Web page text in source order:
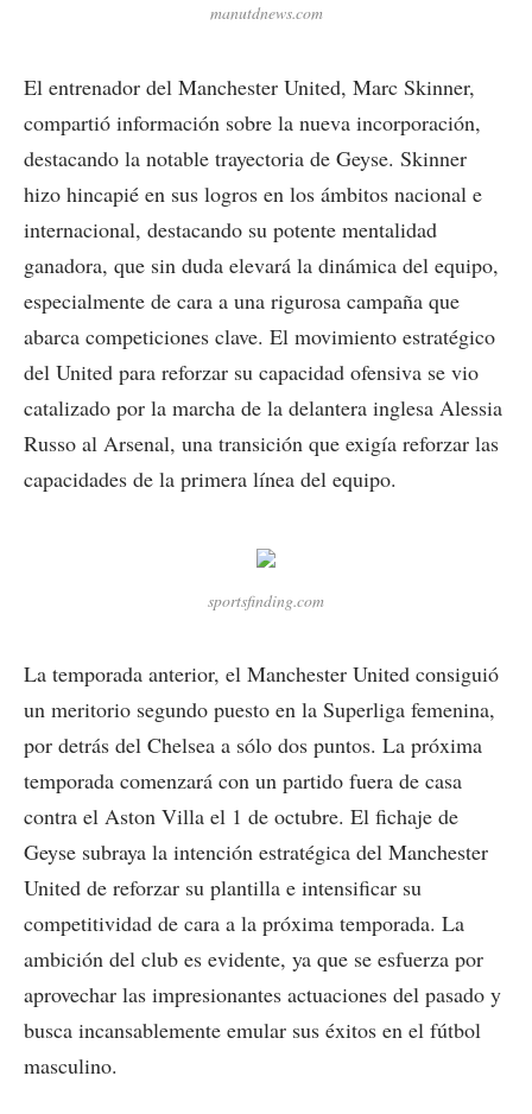
manutdnews.com
El entrenador del Manchester United, Marc Skinner,
compartió información sobre la nueva incorporación,
destacando la notable trayectoria de Geyse. Skinner
hizo hincapié en sus logros en los ámbitos nacional e
internacional, destacando su potente mentalidad
ganadora, que sin duda elevará la dinámica del equipo,
especialmente de cara a una rigurosa campaña que
abarca competiciones clave. El movimiento estratégico
del United para reforzar su capacidad ofensiva se vio
catalizado por la marcha de la delantera inglesa Alessia
Russo al Arsenal, una transición que exigía reforzar las
capacidades de la primera línea del equipo.
sportsfinding.com
La temporada anterior, el Manchester United consiguió
un meritorio segundo puesto en la Superliga femenina,
por detrás del Chelsea a sólo dos puntos. La próxima
temporada comenzará con un partido fuera de casa
contra el Aston Villa el 1 de octubre. El fichaje de
Geyse subraya la intención estratégica del Manchester
United de reforzar su plantilla e intensificar su
competitividad de cara a la próxima temporada. La
ambición del club es evidente, ya que se esfuerza por
aprovechar las impresionantes actuaciones del pasado y
busca incansablemente emular sus éxitos en el fútbol
masculino.